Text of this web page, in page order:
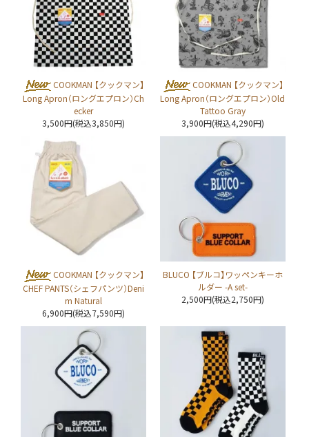
COOKMAN 【クックマン】
Long Apron（ロングエプロン）Ch
ecker
3,500円(税込3,850円)
COOKMAN 【クックマン】
Long Apron（ロングエプロン）Old
Tattoo Gray
3,900円(税込4,290円)
COOKMAN 【クックマン】
CHEF PANTS（シェフパンツ）Deni
m Natural
6,900円(税込7,590円)
BLUCO 【ブルコ】ワッペンキーホ
ルダー -A set-
2,500円(税込2,750円)